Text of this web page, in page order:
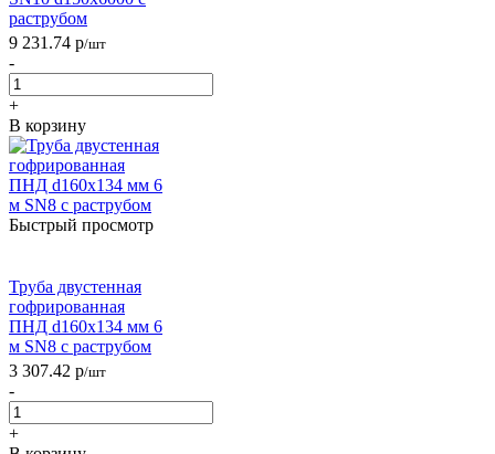
раструбом
9 231.74 р/шт
-
+
В корзину
Быстрый просмотр
Труба двустенная
гофрированная
ПНД d160х134 мм 6
м SN8 с раструбом
3 307.42 р/шт
-
+